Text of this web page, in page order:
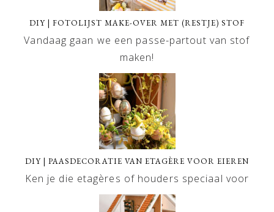
DIY | FOTOLIJST MAKE-OVER MET (RESTJE) STOF
Vandaag gaan we een passe-partout van stof
maken!
DIY | PAASDECORATIE VAN ETAGÈRE VOOR EIEREN
Ken je die etagères of houders speciaal voor